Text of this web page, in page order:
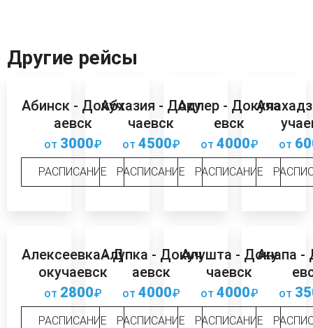
Другие рейсы
Абинск - Докуч
аевск
от 3000₽
РАСПИСАНИЕ
Абхазия - Доку
чаевск
от 4500₽
РАСПИСАНИЕ
Адлер - Докуча
евск
от 4000₽
РАСПИСАНИЕ
от
Алексеевка - Д
окучаевск
от 2800₽
РАСПИСАНИЕ
Алупка - Докуч
аевск
от 4000₽
РАСПИСАНИЕ
Алушта - Доку
чаевск
от 4000₽
РАСПИСАНИЕ
Анапа -
от